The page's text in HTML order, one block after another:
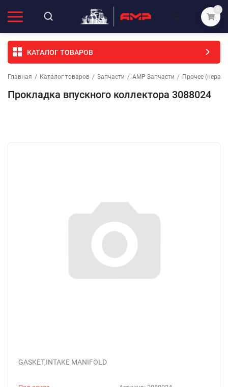
0
КАТАЛОГ ТОВАРОВ
Главная / Каталог товаров / Запчасти / АМР Запчасти / Прочее
Прокладка впускного коллектора 3088024
GASKET,INTAKE MANIFOLD